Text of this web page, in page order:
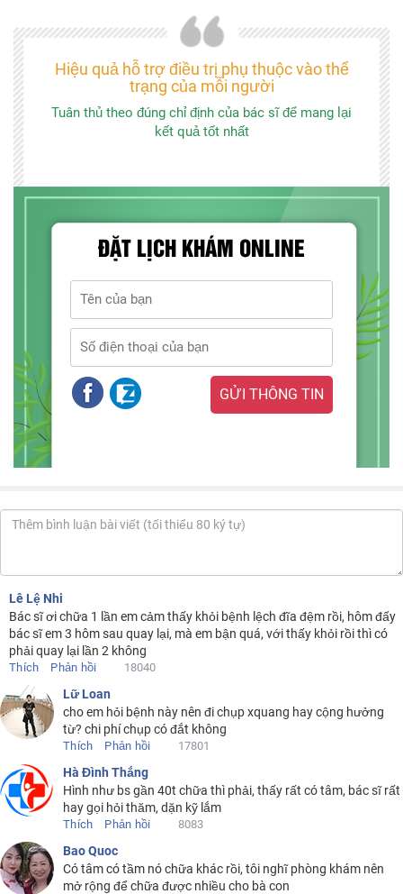
Hiệu quả hỗ trợ điều trị phụ thuộc vào thể
trạng của mỗi người
Tuân thủ theo đúng chỉ định của bác sĩ để mang lại
kết quả tốt nhất
ĐẶT LỊCH KHÁM ONLINE
Lê Lệ Nhi
Bác sĩ ơi chữa 1 lần em cảm thấy khỏi bệnh lệch đĩa đệm rồi, hôm đấy
bác sĩ em 3 hôm sau quay lại, mà em bận quá, với thấy khỏi rồi thì có
phải quay lại lần 2 không
Thích Phản hồi 18040
Lữ Loan
cho em hỏi bệnh này nên đi chụp xquang hay cộng hưởng
từ? chi phí chụp có đắt không
Thích Phản hồi 17801
Hà Đình Thắng
Hình như bs gần 40t chữa thì phải, thấy rất có tâm, bác sĩ rất
hay gọi hỏi thăm, dặn kỹ lắm
Thích Phản hồi 8083
Bao Quoc
Có tâm có tầm nó chữa khác rồi, tôi nghĩ phòng khám nên
mở rộng để chữa được nhiều cho bà con